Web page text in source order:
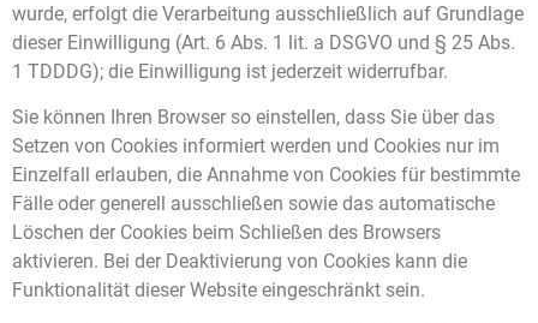
wurde, erfolgt die Verarbeitung ausschließlich auf Grundlage
dieser Einwilligung (Art. 6 Abs. 1 lit. a DSGVO und § 25 Abs.
1 TDDDG); die Einwilligung ist jederzeit widerrufbar.
Sie können Ihren Browser so einstellen, dass Sie über das
Setzen von Cookies informiert werden und Cookies nur im
Einzelfall erlauben, die Annahme von Cookies für bestimmte
Fälle oder generell ausschließen sowie das automatische
Löschen der Cookies beim Schließen des Browsers
aktivieren. Bei der Deaktivierung von Cookies kann die
Funktionalität dieser Website eingeschränkt sein.